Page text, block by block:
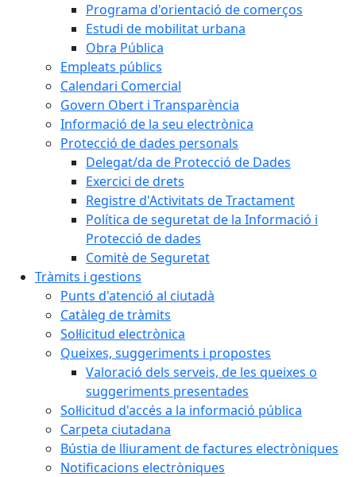
Programa d'orientació de comerços
Estudi de mobilitat urbana
Obra Pública
Empleats públics
Calendari Comercial
Govern Obert i Transparència
Informació de la seu electrònica
Protecció de dades personals
Delegat/da de Protecció de Dades
Exercici de drets
Registre d'Activitats de Tractament
Política de seguretat de la Informació i
Protecció de dades
Comitè de Seguretat
Tràmits i gestions
Punts d'atenció al ciutadà
Catàleg de tràmits
Sol·licitud electrònica
Queixes, suggeriments i propostes
Valoració dels serveis, de les queixes o
suggeriments presentades
Sol·licitud d'accés a la informació pública
Carpeta ciutadana
Bústia de lliurament de factures electròniques
Notificacions electròniques